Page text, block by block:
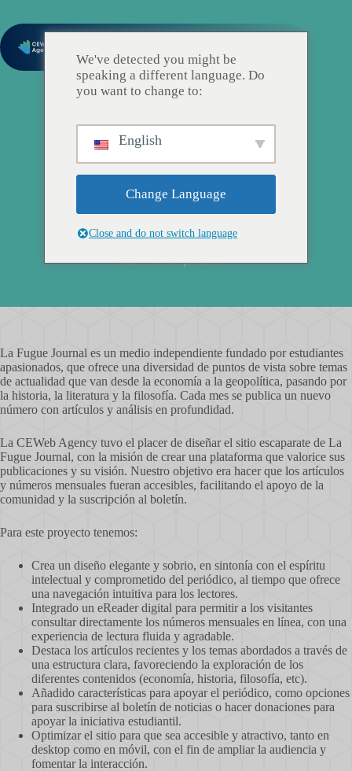
La Fugue Journal
Sitio web corporativo
La Fugue Journal es un medio independiente fundado por estudiantes
apasionados, que ofrece una diversidad de puntos de vista sobre temas
de actualidad que van desde la economía a la geopolítica, pasando por
la historia, la literatura y la filosofía. Cada mes se publica un nuevo
número con artículos y análisis en profundidad.
La CEWeb Agency tuvo el placer de diseñar el sitio escaparate de La
Fugue Journal, con la misión de crear una plataforma que valorice sus
publicaciones y su visión. Nuestro objetivo era hacer que los artículos
y números mensuales fueran accesibles, facilitando el apoyo de la
comunidad y la suscripción al boletín.
Para este proyecto tenemos:
Crea un diseño elegante y sobrio, en sintonía con el espíritu
intelectual y comprometido del periódico, al tiempo que ofrece
una navegación intuitiva para los lectores.
Integrado un eReader digital para permitir a los visitantes
consultar directamente los números mensuales en línea, con una
experiencia de lectura fluida y agradable.
Destaca los artículos recientes y los temas abordados a través de
una estructura clara, favoreciendo la exploración de los
diferentes contenidos (economía, historia, filosofía, etc).
Añadido características para apoyar el periódico, como opciones
para suscribirse al boletín de noticias o hacer donaciones para
apoyar la iniciativa estudiantil.
Optimizar el sitio para que sea accesible y atractivo, tanto en
desktop como en móvil, con el fin de ampliar la audiencia y
fomentar la interacción.
We've detected you might be
speaking a different language. Do
you want to change to:
English
Change Language
Close and do not switch language